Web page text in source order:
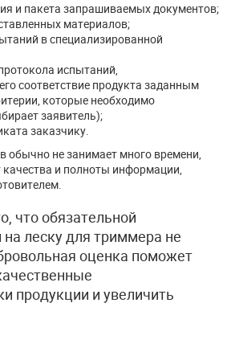
и пакета запрашиваемых документов;
материалов;
в специализированной
испытаний,
соответствие продукта заданным
которые необходимо
заявитель);
заказчику.
обычно не занимает много времени,
качества и полноты информации,
что обязательной
леску для триммера не
оценка поможет
продукции и увеличить